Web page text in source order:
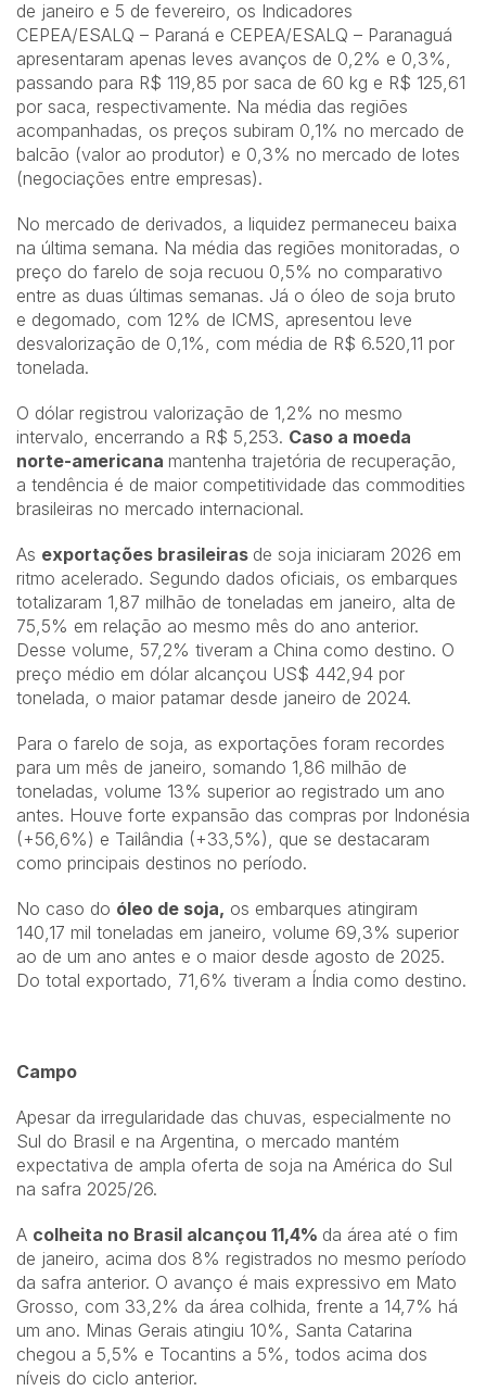
de janeiro e 5 de fevereiro, os Indicadores
CEPEA/ESALQ – Paraná e CEPEA/ESALQ – Paranaguá
apresentaram apenas leves avanços de 0,2% e 0,3%,
passando para R$ 119,85 por saca de 60 kg e R$ 125,61
por saca, respectivamente. Na média das regiões
acompanhadas, os preços subiram 0,1% no mercado de
balcão (valor ao produtor) e 0,3% no mercado de lotes
(negociações entre empresas).
No mercado de derivados, a liquidez permaneceu baixa
na última semana. Na média das regiões monitoradas, o
preço do farelo de soja recuou 0,5% no comparativo
entre as duas últimas semanas. Já o óleo de soja bruto
e degomado, com 12% de ICMS, apresentou leve
desvalorização de 0,1%, com média de R$ 6.520,11 por
tonelada.
O dólar registrou valorização de 1,2% no mesmo
intervalo, encerrando a R$ 5,253. Caso a moeda
norte-americana mantenha trajetória de recuperação,
a tendência é de maior competitividade das commodities
brasileiras no mercado internacional.
As exportações brasileiras de soja iniciaram 2026 em
ritmo acelerado. Segundo dados oficiais, os embarques
totalizaram 1,87 milhão de toneladas em janeiro, alta de
75,5% em relação ao mesmo mês do ano anterior.
Desse volume, 57,2% tiveram a China como destino. O
preço médio em dólar alcançou US$ 442,94 por
tonelada, o maior patamar desde janeiro de 2024.
Para o farelo de soja, as exportações foram recordes
para um mês de janeiro, somando 1,86 milhão de
toneladas, volume 13% superior ao registrado um ano
antes. Houve forte expansão das compras por Indonésia
(+56,6%) e Tailândia (+33,5%), que se destacaram
como principais destinos no período.
No caso do óleo de soja, os embarques atingiram
140,17 mil toneladas em janeiro, volume 69,3% superior
ao de um ano antes e o maior desde agosto de 2025.
Do total exportado, 71,6% tiveram a Índia como destino.
Campo
Apesar da irregularidade das chuvas, especialmente no
Sul do Brasil e na Argentina, o mercado mantém
expectativa de ampla oferta de soja na América do Sul
na safra 2025/26.
A colheita no Brasil alcançou 11,4% da área até o fim
de janeiro, acima dos 8% registrados no mesmo período
da safra anterior. O avanço é mais expressivo em Mato
Grosso, com 33,2% da área colhida, frente a 14,7% há
um ano. Minas Gerais atingiu 10%, Santa Catarina
chegou a 5,5% e Tocantins a 5%, todos acima dos
níveis do ciclo anterior.